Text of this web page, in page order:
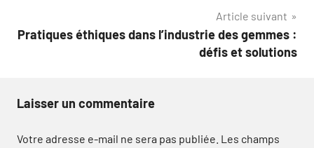
Article suivant
Pratiques éthiques dans l’industrie des gemmes :
défis et solutions
Laisser un commentaire
Votre adresse e-mail ne sera pas publiée. Les champs